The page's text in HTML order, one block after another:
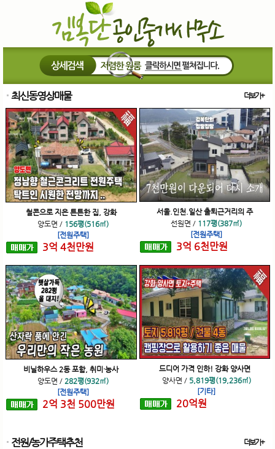
최신동영상매물 더보기+
철콘으로 지은 튼튼한 집, 강화
양도면 / 156평(516㎡)
[전원주택]
3억 4천만원
서울.인천.일산 출퇴근거리의 주
선원면 / 117평(387㎡)
[전원주택]
3억 6천만원
비닐하우스 2동 포함, 취미·농사
양도면 / 282평(932㎡)
[전원주택]
2억 3천 500만원
드디어 가격 인하! 강화 양사면
양사면 / 5,819평(19,236㎡)
[기타]
20억원
전원/농가주택추천 더보기+